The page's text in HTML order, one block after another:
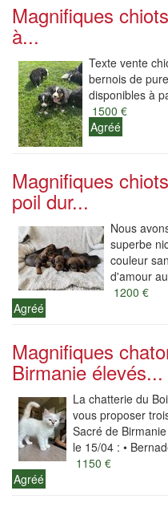
Magnifiques
à...
Texte vente
bernois de
disponibles à
1500 €
Agréé
Magnifiques
poil dur...
Nous
superbe
couleur
d'amour
1200 €
Agréé
Magnifiques
Birmanie élevés...
La chatterie du
vous proposer
Sacré de
le 15/04 : •
1150 €
Agréé